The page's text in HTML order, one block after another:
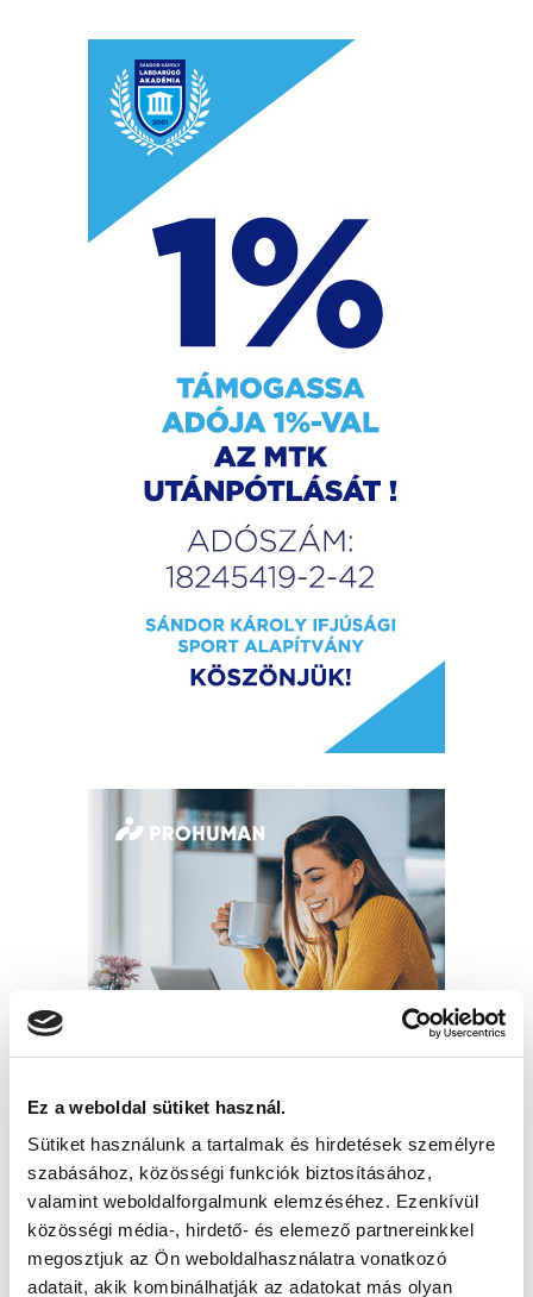
Ez a weboldal sütiket használ.
Sütiket használunk a tartalmak és hirdetések személyre
szabásához, közösségi funkciók biztosításához,
valamint weboldalforgalmunk elemzéséhez. Ezenkívül
közösségi média-, hirdető- és elemező partnereinkkel
megosztjuk az Ön weboldalhasználatra vonatkozó
adatait, akik kombinálhatják az adatokat más olyan